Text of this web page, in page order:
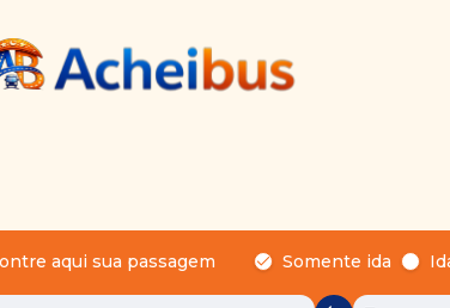
aqui sua passagem Somente ida